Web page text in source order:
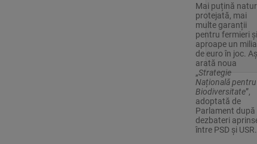
Mai puțină
protejată, mai
multe garanții
pentru fermieri și
aproape un
de euro în joc.
arată noua
„Strategie
Națională pentru
Biodiversitate”,
adoptată de
Parlament după
dezbateri
între PSD și USR.